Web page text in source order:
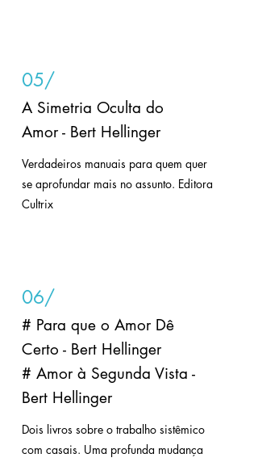
05/
A Simetria Oculta do
Amor - Bert Hellinger
Verdadeiros manuais para quem quer
se aprofundar mais no assunto. Editora
Cultrix
06/
# Para que o Amor Dê
Certo - Bert Hellinger
# Amor à Segunda Vista -
Bert Hellinger
Dois livros sobre o trabalho sistêmico
com casais. Uma profunda mudança